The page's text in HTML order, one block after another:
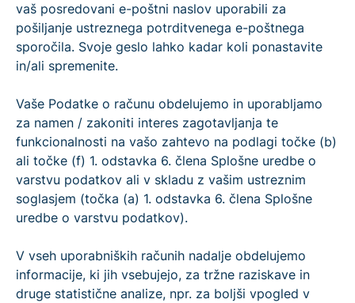
vaš posredovani e-poštni naslov uporabili za
pošiljanje ustreznega potrditvenega e-poštnega
sporočila. Svoje geslo lahko kadar koli ponastavite
in/ali spremenite.
Vaše Podatke o računu obdelujemo in uporabljamo
za namen / zakoniti interes zagotavljanja te
funkcionalnosti na vašo zahtevo na podlagi točke (b)
ali točke (f) 1. odstavka 6. člena Splošne uredbe o
varstvu podatkov ali v skladu z vašim ustreznim
soglasjem (točka (a) 1. odstavka 6. člena Splošne
uredbe o varstvu podatkov).
V vseh uporabniških računih nadalje obdelujemo
informacije, ki jih vsebujejo, za tržne raziskave in
druge statistične analize, npr. za boljši vpogled v